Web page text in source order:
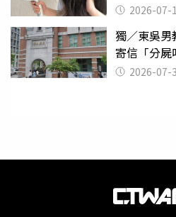
2026-07-
獨／東吳
寄信「分屍
關 2026-07-